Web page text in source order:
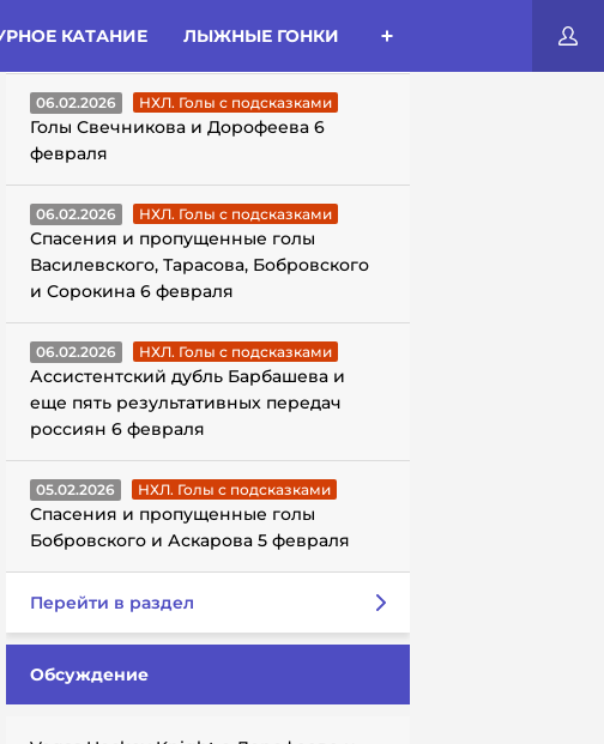
КАТАНИЕ ЛЫЖНЫЕ ГОНКИ
ГОЛЫ С ПОДСКАЗКАМИ
06.02.2026 НХЛ. Голы с подсказками
Голы Свечникова и Дорофеева 6
февраля
06.02.2026 НХЛ. Голы с подсказками
Спасения и пропущенные голы
Василевского, Тарасова, Бобровского
и Сорокина 6 февраля
06.02.2026 НХЛ. Голы с подсказками
Ассистентский дубль Барбашева и
еще пять результативных передач
россиян 6 февраля
05.02.2026 НХЛ. Голы с подсказками
Спасения и пропущенные голы
Бобровского и Аскарова 5 февраля
Перейти в раздел
Обсуждение